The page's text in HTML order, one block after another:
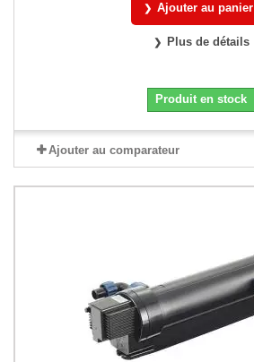
Ajouter au panier
Plus de détails
Produit en stock
Ajouter au comparateur